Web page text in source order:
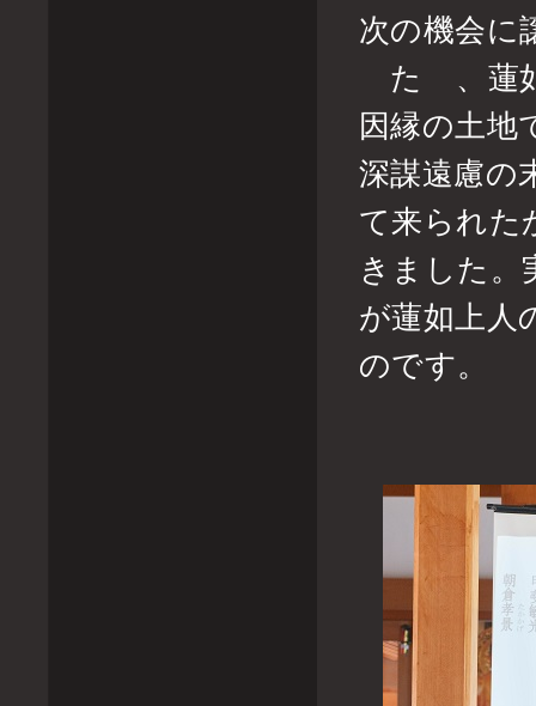
次の機会に
たゞ、蓮
因縁の土地
深謀遠慮の
て来られた
きました。
が蓮如上人
のです。